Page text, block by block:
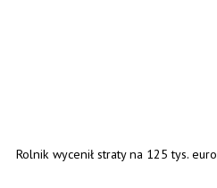
Rolnik wycenił straty na 125 tys. euro